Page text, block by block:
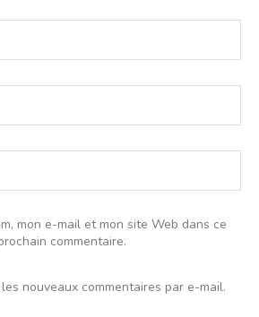
mon e-mail et mon site Web dans ce
commentaire.
nouveaux commentaires par e-mail.